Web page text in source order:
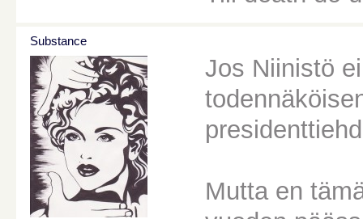
Substance
Jos Niinistö
Mutta en